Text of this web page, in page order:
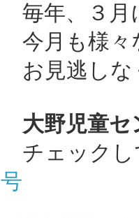
毎年、３月
今月も様々
お見逃し
大野児童
チェック
号